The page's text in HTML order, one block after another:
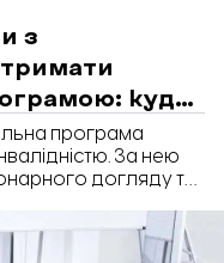
з
куди
програма
За нею
догляду та
А відповідатиме